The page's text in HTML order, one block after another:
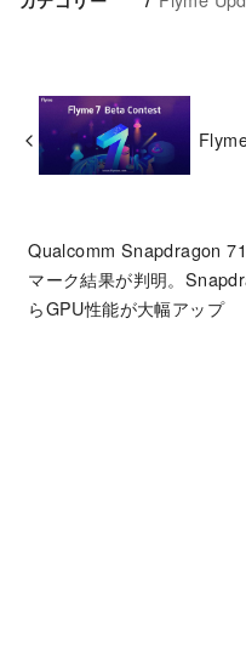
Qualcomm Snapdragon
マーク結果が判明。
らGPU性能が大幅アップ